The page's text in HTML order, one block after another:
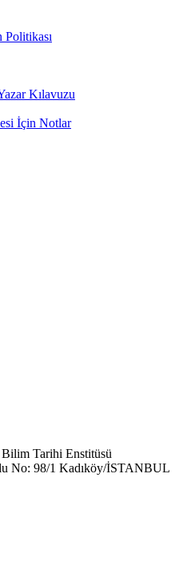
Politikası
Kılavuzu
İçin Notlar
Tarihi Enstitüsü
No: 98/1 Kadıköy/İSTANBUL